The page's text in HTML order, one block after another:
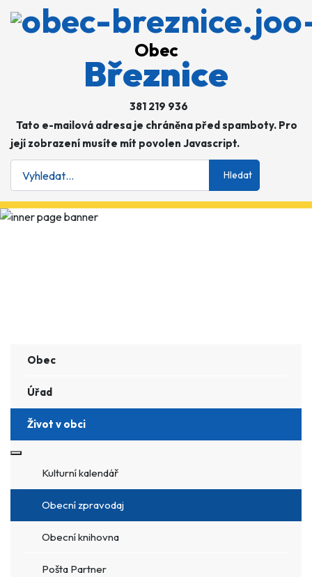
Obec
Březnice
381 219 936
Tato e-mailová adresa je chráněna před spamboty. Pro
její zobrazení musíte mít povolen Javascript.
Hledat
Obec
Úřad
Život v obci
Kulturní kalendář
Obecní zpravodaj
Obecní knihovna
Pošta Partner